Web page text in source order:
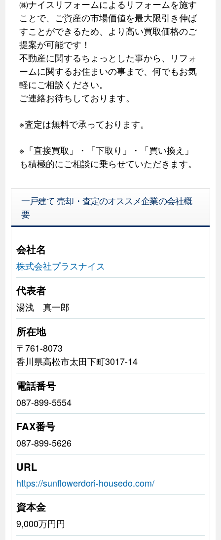
㈱ナイスリフォームによるリフォームを施す
ことで、ご資産の市場価値を最大限引き伸ば
すことができるため、より高い買取価格のご
提案が可能です！
不動産に関するちょっとした事から、リフォ
ームに関するお住まいの事まで、何でもお気
軽にご相談ください。
ご連絡お待ちしております。
※査定は無料で承っております。
※「直接買取」・「下取り」・「買い換え」
も積極的にご相談に乗らせていただきます。
一戸建て 売却・査定のオススメ企業の会社概
要
会社名
株式会社プラスナイス
代表者
湯浅 真一郎
所在地
〒761-8073
香川県高松市太田下町3017-14
電話番号
087-899-5554
FAX番号
087-899-5626
URL
https://sunflowerdori-housedo.com/
資本金
9,000万円円